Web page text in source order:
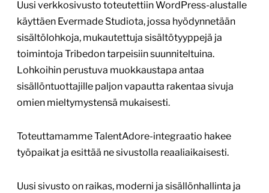
Uusi verkkosivusto toteutettiin WordPress-alustalle
käyttäen Evermade Studiota, jossa hyödynnetään
sisältölohkoja, mukautettuja sisältötyyppejä ja
toimintoja Tribedon tarpeisiin suunniteltuina.
Lohkoihin perustuva muokkaustapa antaa
sisällöntuottajille paljon vapautta rakentaa sivuja
omien mieltymystensä mukaisesti.
Toteuttamamme TalentAdore-integraatio hakee
työpaikat ja esittää ne sivustolla reaaliaikaisesti.
Uusi sivusto on raikas, moderni ja sisällönhallinta ja